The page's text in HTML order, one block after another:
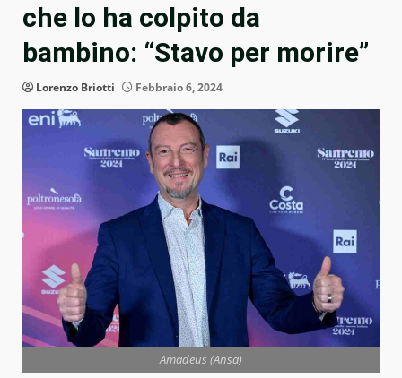
che lo ha colpito da
bambino: “Stavo per morire”
Lorenzo Briotti Febbraio 6, 2024
Amadeus (Ansa)